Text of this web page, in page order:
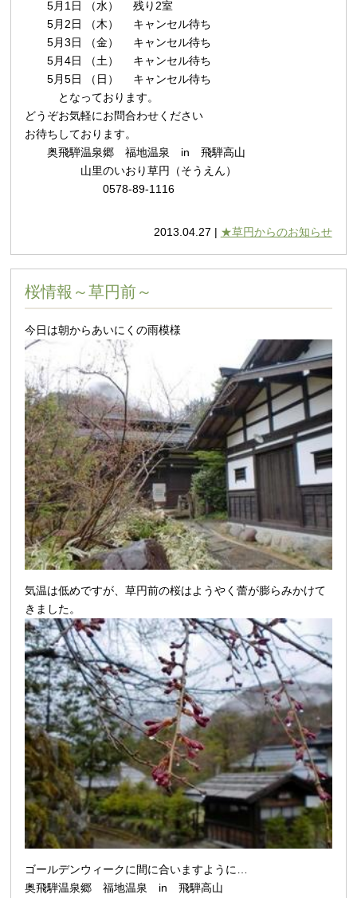
5月1日 （水） 残り2室
5月2日 （木） キャンセル待ち
5月3日 （金） キャンセル待ち
5月4日 （土） キャンセル待ち
5月5日 （日） キャンセル待ち
となっております。
どうぞお気軽にお問合わせください
お待ちしております。
奥飛騨温泉郷 福地温泉 in 飛騨高山
山里のいおり草円（そうえん）
0578-89-1116
2013.04.27 | ★草円からのお知らせ
桜情報～草円前～
今日は朝からあいにくの雨模様
気温は低めですが、草円前の桜はようやく蕾が膨らみかけて
きました。
ゴールデンウィークに間に合いますように…
奥飛騨温泉郷 福地温泉 in 飛騨高山